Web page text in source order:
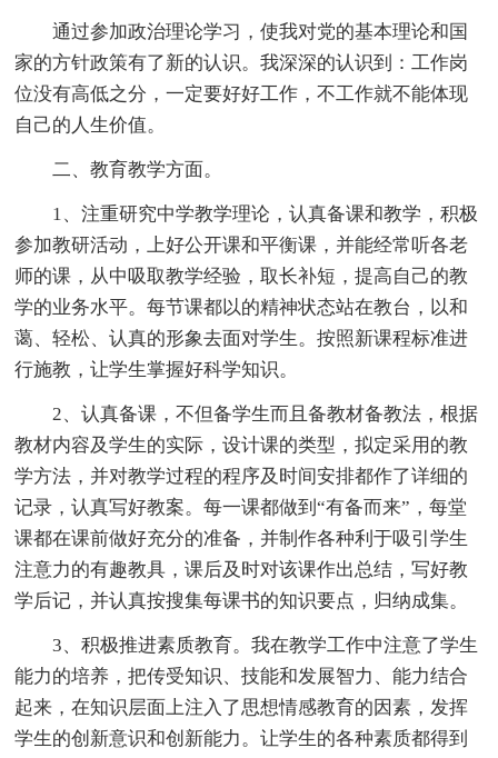
通过参加政治理论学习，使我对党的基本理论和国
家的方针政策有了新的认识。我深深的认识到：工作岗
位没有高低之分，一定要好好工作，不工作就不能体现
自己的人生价值。
二、教育教学方面。
1、注重研究中学教学理论，认真备课和教学，积极
参加教研活动，上好公开课和平衡课，并能经常听各老
师的课，从中吸取教学经验，取长补短，提高自己的教
学的业务水平。每节课都以的精神状态站在教台，以和
蔼、轻松、认真的形象去面对学生。按照新课程标准进
行施教，让学生掌握好科学知识。
2、认真备课，不但备学生而且备教材备教法，根据
教材内容及学生的实际，设计课的类型，拟定采用的教
学方法，并对教学过程的程序及时间安排都作了详细的
记录，认真写好教案。每一课都做到“有备而来”，每堂
课都在课前做好充分的准备，并制作各种利于吸引学生
注意力的有趣教具，课后及时对该课作出总结，写好教
学后记，并认真按搜集每课书的知识要点，归纳成集。
3、积极推进素质教育。我在教学工作中注意了学生
能力的培养，把传受知识、技能和发展智力、能力结合
起来，在知识层面上注入了思想情感教育的因素，发挥
学生的创新意识和创新能力。让学生的各种素质都得到